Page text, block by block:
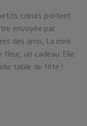
cœurs portent
envoyée par
des amis, La mini
un cadeau. Elle
table de fête !